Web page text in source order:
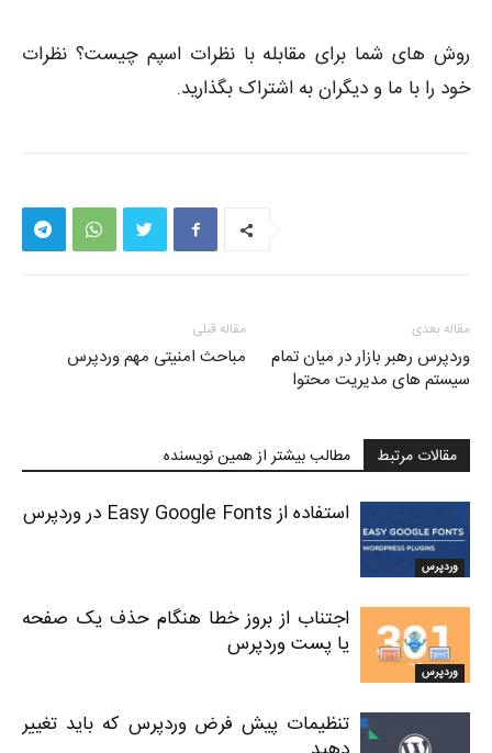
روش های شما برای مقابله با نظرات اسپم چیست؟ نظرات
خود را با ما و دیگران به اشتراک بگذارید.
مقاله قبلی
مباحث امنیتی مهم وردپرس
مقاله بعدی
وردپرس رهبر بازار در میان تمام
سیستم های مدیریت محتوا
مقالات مرتبط مطالب بیشتر از همین نویسنده
وردپرس
استفاده از Easy Google Fonts در وردپرس
وردپرس
اجتناب از بروز خطا هنگام حذف یک صفحه
یا پست وردپرس
تنظیمات پیش فرض وردپرس که باید تغییر